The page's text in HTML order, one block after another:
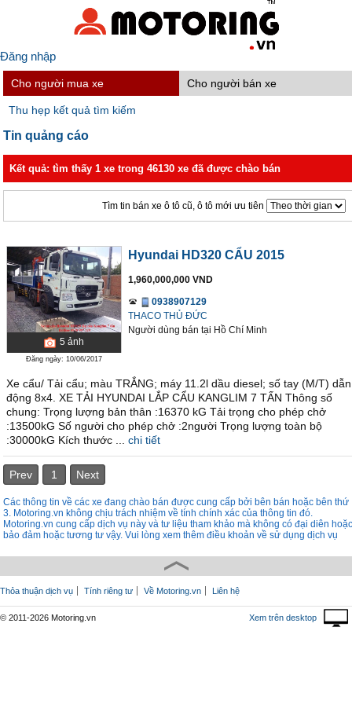
Đăng nhập
Cho người mua xe Cho người bán xe
Thu hẹp kết quả tìm kiếm
Tin quảng cáo
Kết quả: tìm thấy 1 xe trong 46130 xe đã được chào bán
Tìm tin bán xe ô tô cũ, ô tô mới ưu tiên
5 ảnh
Đăng ngày: 10/06/2017
Hyundai HD320 CẨU 2015
1,960,000,000 VND
0938907129
THACO THỦ ĐỨC
Người dùng bán tại Hồ Chí Minh
Xe cẩu/ Tải cẩu; màu TRẮNG; máy 11.2l dầu diesel; số tay (M/T) dẫn
động 8x4. XE TẢI HYUNDAI LẮP CẨU KANGLIM 7 TẤN Thông số
chung: Trọng lượng bản thân :16370 kG Tải trọng cho phép chở
:13500kG Số người cho phép chở :2người Trọng lượng toàn bộ
:30000kG Kích thước ...
chi tiết
Prev 1 Next
Các thông tin về các xe đang chào bán được cung cấp bởi bên bán hoặc bên thứ
3. Motoring.vn không chịu trách nhiệm về tính chính xác của thông tin đó.
Motoring.vn cung cấp dịch vụ này và tư liệu tham khảo mà không có đại diên hoặc
bảo đảm hoặc tương tư vậy. Vui lòng xem thêm điều khoản về sử dụng dịch vụ
Thỏa thuận dịch vụ Tính riêng tư Về Motoring.vn Liên hệ
© 2011-2026 Motoring.vn Xem trên desktop